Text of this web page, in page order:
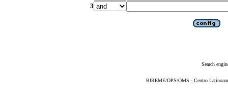
3
Search
BIREME/OPS/OMS - Centro